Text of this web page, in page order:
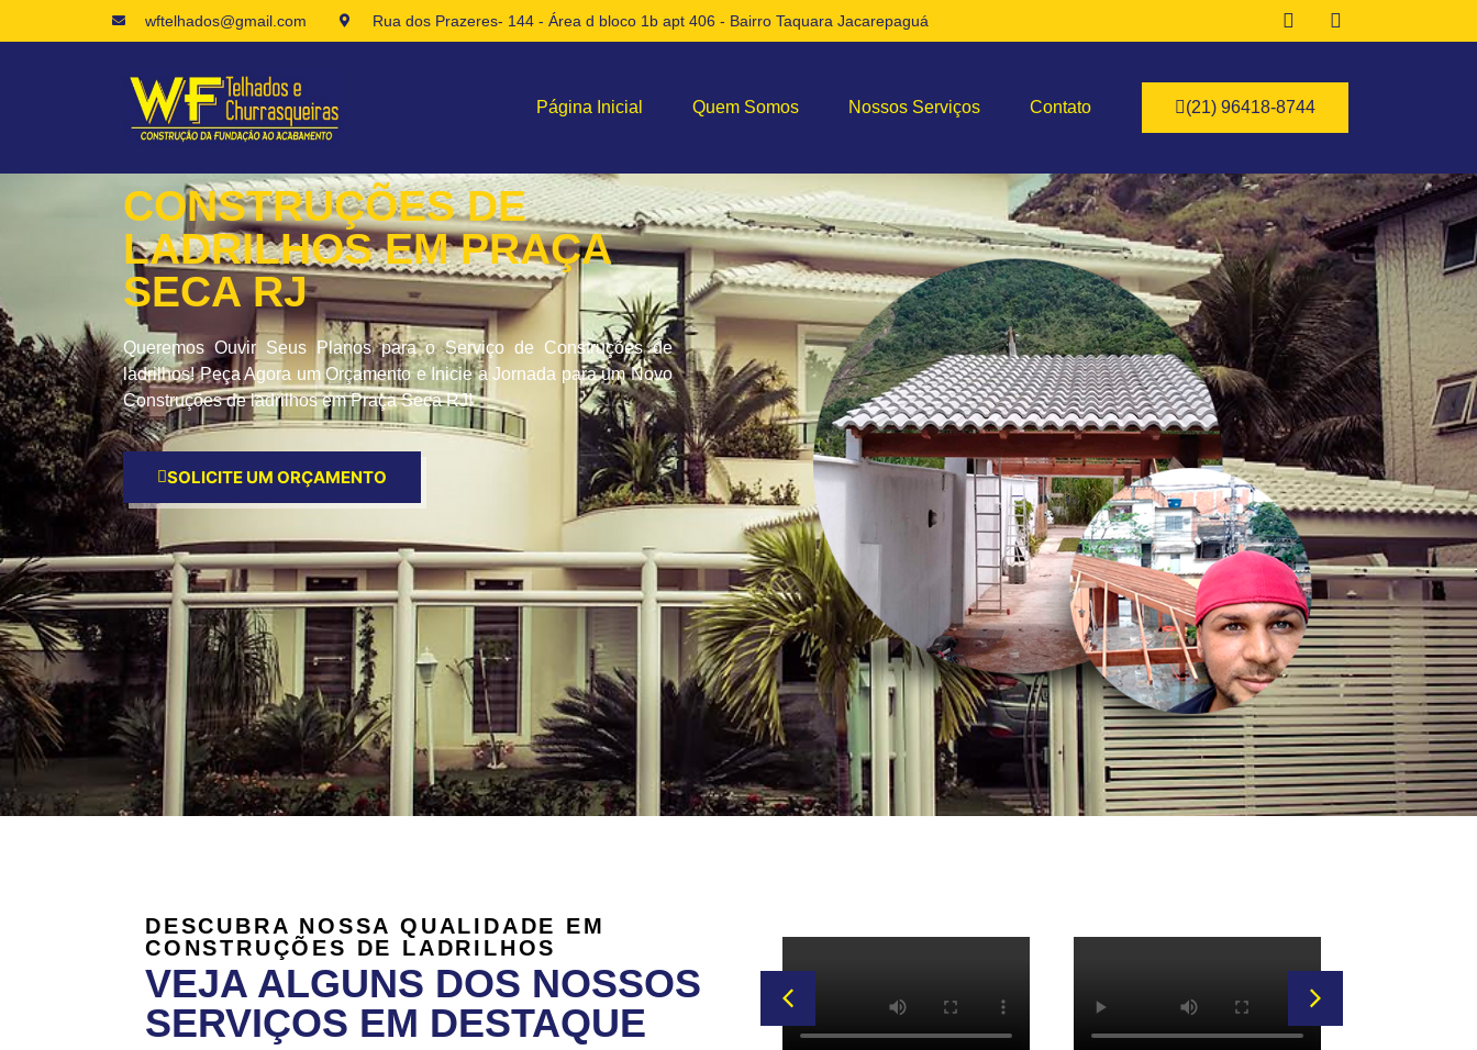
wftelhados@gmail.com Rua dos Prazeres- 144 - Área d bloco 1b apt 406 - Bairro Taquara Jacarepaguá
Página Inicial Quem Somos Nossos Serviços Contato (21) 96418-8744
CONSTRUÇÕES DE
LADRILHOS EM PRAÇA
SECA RJ
Queremos Ouvir Seus Planos para o Serviço de Construções de
ladrilhos! Peça Agora um Orçamento e Inicie a Jornada para um Novo
Construções de ladrilhos em Praça Seca RJ!
SOLICITE UM ORÇAMENTO
DESCUBRA NOSSA QUALIDADE EM
CONSTRUÇÕES DE LADRILHOS
VEJA ALGUNS DOS NOSSOS
SERVIÇOS EM DESTAQUE